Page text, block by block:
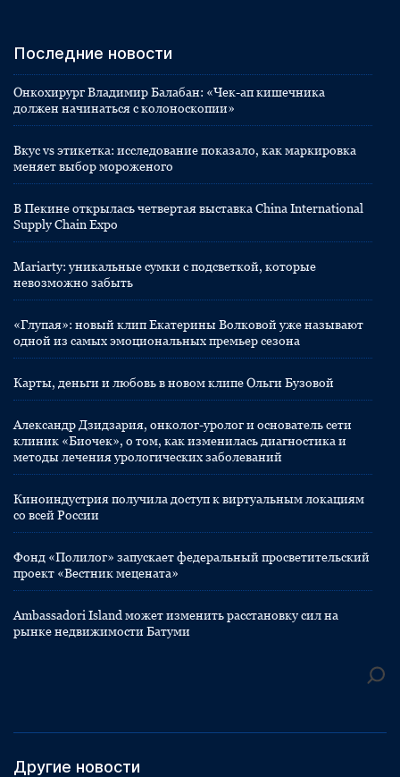
Последние новости
Онкохирург Владимир Балабан: «Чек-ап кишечника
должен начинаться с колоноскопии»
Вкус vs этикетка: исследование показало, как маркировка
меняет выбор мороженого
В Пекине открылась четвертая выставка China International
Supply Chain Expo
Mariarty: уникальные сумки с подсветкой, которые
невозможно забыть
«Глупая»: новый клип Екатерины Волковой уже называют
одной из самых эмоциональных премьер сезона
Карты, деньги и любовь в новом клипе Ольги Бузовой
Александр Дзидзария, онколог-уролог и основатель сети
клиник «Биочек», о том, как изменилась диагностика и
методы лечения урологических заболеваний
Киноиндустрия получила доступ к виртуальным локациям
со всей России
Фонд «Полилог» запускает федеральный просветительский
проект «Вестник мецената»
Ambassadori Island может изменить расстановку сил на
рынке недвижимости Батуми
Другие новости